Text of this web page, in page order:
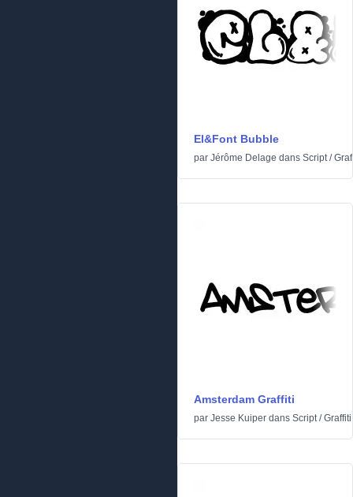
El&Font Bubble
par Jérôme Delage dans Script/
Amsterdam Graffiti
par Jesse Kuiper dans Script/Graffiti